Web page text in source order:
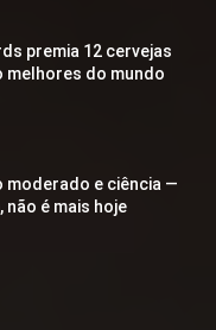
premia 12 cervejas
melhores do mundo
moderado e ciência —
não é mais hoje